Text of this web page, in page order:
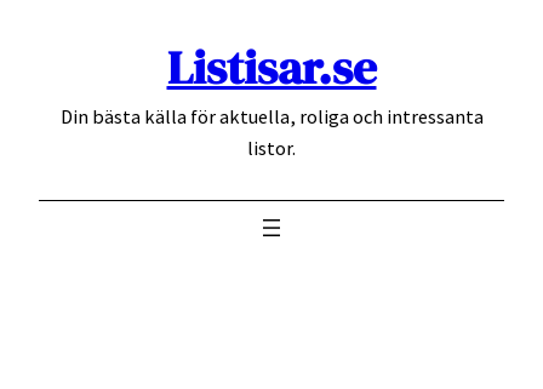
Listisar.se
Din bästa källa för aktuella, roliga och intressanta
listor.